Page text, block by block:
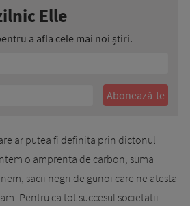
Elle
a afla cele mai noi știri.
ar putea fi definita prin dictonul
o amprenta de carbon, suma
sacii negri de gunoi care ne atesta
Pentru ca tot succesul societatii